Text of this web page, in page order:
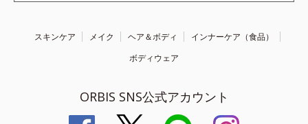
スキンケア メイク ヘア＆ボディ
インナーケア（食品）
ボディウェア
ORBIS SNS公式アカウント